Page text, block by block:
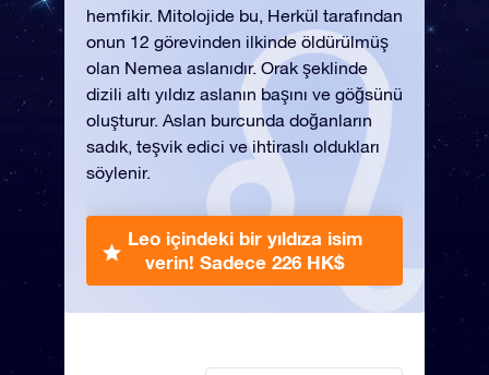
hemfikir. Mitolojide bu, Herkül tarafından
onun 12 görevinden ilkinde öldürülmüş
olan Nemea aslanıdır. Orak şeklinde
dizili altı yıldız aslanın başını ve göğsünü
oluşturur. Aslan burcunda doğanların
sadık, teşvik edici ve ihtiraslı oldukları
söylenir.
Leo içindeki bir yıldıza isim
verin! Sadece 226 HK$